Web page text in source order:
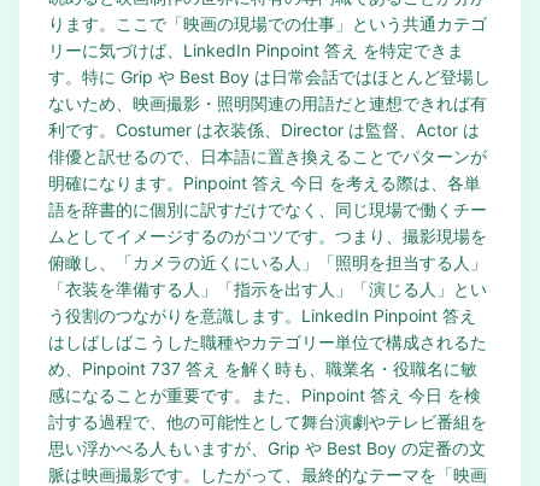
ります。ここで「映画の現場での仕事」という共通カテゴ
リーに気づけば、LinkedIn Pinpoint 答え を特定できま
す。特に Grip や Best Boy は日常会話ではほとんど登場し
ないため、映画撮影・照明関連の用語だと連想できれば有
利です。Costumer は衣装係、Director は監督、Actor は
俳優と訳せるので、日本語に置き換えることでパターンが
明確になります。Pinpoint 答え 今日 を考える際は、各単
語を辞書的に個別に訳すだけでなく、同じ現場で働くチー
ムとしてイメージするのがコツです。つまり、撮影現場を
俯瞰し、「カメラの近くにいる人」「照明を担当する人」
「衣装を準備する人」「指示を出す人」「演じる人」とい
う役割のつながりを意識します。LinkedIn Pinpoint 答え
はしばしばこうした職種やカテゴリー単位で構成されるた
め、Pinpoint 737 答え を解く時も、職業名・役職名に敏
感になることが重要です。また、Pinpoint 答え 今日 を検
討する過程で、他の可能性として舞台演劇やテレビ番組を
思い浮かべる人もいますが、Grip や Best Boy の定番の文
脈は映画撮影です。したがって、最終的なテーマを「映画